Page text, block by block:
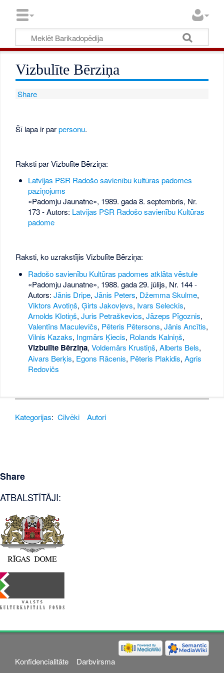
Vizbulīte Bērziņa
Share
Šī lapa ir parpersonu.
Raksti par Vizbulīte Bērziņa:
Latvijas PSR Radošo savienību kultūras padomes
paziņojums
«Padomju Jaunatne», 1989. gada 8. septembris, Nr.
173- Autors: Latvijas PSR Radošo savienību Kultūras
padome
Raksti, ko uzrakstījis Vizbulīte Bērziņa:
Radošo savienību Kultūras padomes atklāta vēstule
«Padomju Jaunatne», 1988. gada 29. jūlijs, Nr. 144-
Autors: Jānis Dripe, Jānis Peters, Džemma Skulme,
Viktors Avotiņš, Ģirts Jakovļevs, Ivars Seleckis,
Arnolds Klotiņš, Juris Petraškevics, Jāzeps Pīgoznis,
Valentīns Maculevičs, Pēteris Pētersons, Jānis Ancītis,
Vilnis Kazaks, Ingmārs Ķiecis, Rolands Kalniņš,
Vizbulīte Bērziņa, Voldemārs Krustiņš, Alberts Bels,
Aivars Berķis, Egons Rācenis, Pēteris Plakidis, Agris
Redovičs
Kategorijas: Cilvēki Autori
Share
ATBALSTĪTĀJI:
Konfidencialitāte Darbvirsma